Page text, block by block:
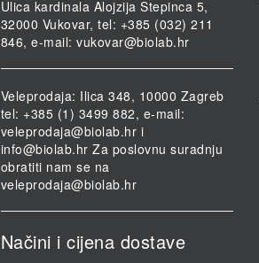
Ulica kardinala Alojzija Stepinca 5,
32000 Vukovar, tel: +385 (032) 211
846, e-mail: vukovar@biolab.hr
Veleprodaja: Ilica 348, 10000 Zagreb
tel: +385 (1) 3499 882, e-mail:
veleprodaja@biolab.hr i
info@biolab.hr Za poslovnu suradnju
obratiti nam se na
veleprodaja@biolab.hr
Načini i cijena dostave